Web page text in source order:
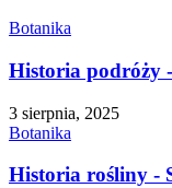
Botanika
Historia podróży
3 sierpnia, 2025
Botanika
Historia rośliny -